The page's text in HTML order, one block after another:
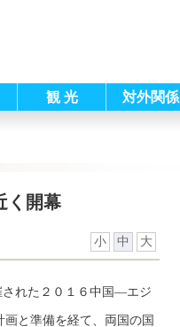
観 光 対外関係
く開幕
小 中 大
れた２０１６中国—エジ
と準備を経て、両国の国